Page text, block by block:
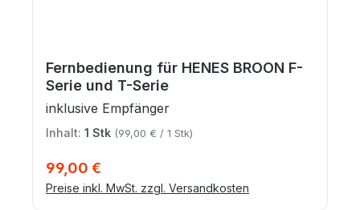
Fernbedienung für HENES BROON F-
Serie und T-Serie
inklusive Empfänger
Inhalt: 1 Stk (99,00 € / 1 Stk)
99,00 €
Preise inkl. MwSt. zzgl. Versandkosten